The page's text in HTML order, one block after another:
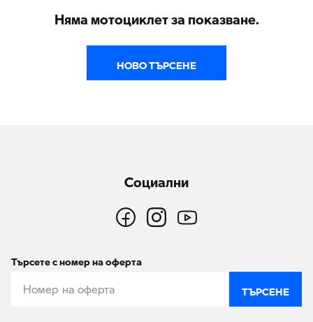
Няма мотоциклет за показване.
НОВО ТЪРСЕНЕ
Социални
Търсете с номер на оферта
ТЪРСЕНЕ